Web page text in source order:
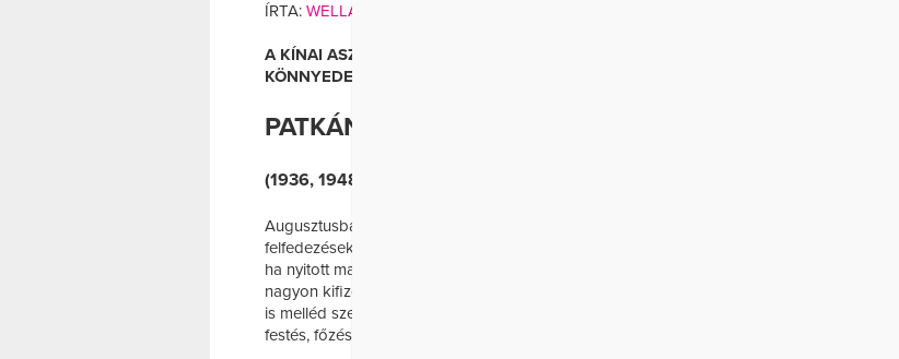
ÍRTA: WELLANDFIT
A KÍNAI ASZTROLÓGIA SZERINT AZ AUGUSZTUSI MAJOM HÓNAP
KÖNNYEDEBB IDŐSZAKOT ÍGÉR.
PATKÁNY – AUGUSZTUSI KÍNAI HOROSZKÓP
(1936, 1948, 1960, 1972, 1984, 1996, 2008, 2020)
Augusztusban szinte pezseg körülötted az élet! Új élmények, barátságok és
felfedezések kopogtatnak az ajtódon. Nem kell nagy lépésekben haladnod, elég,
ha nyitott maradsz, és engeded, hogy a pillanat magával vigyen. Pénzügyeleg
nagyon kifizetődő, ha most kitartó vagy, és a hónap második felében a szerencse
is melléd szegődhet. Engedd szabadjára a kreativitásod – bármit is választasz,
festés, főzés vagy barkácsolás, feltölt majd belülről.